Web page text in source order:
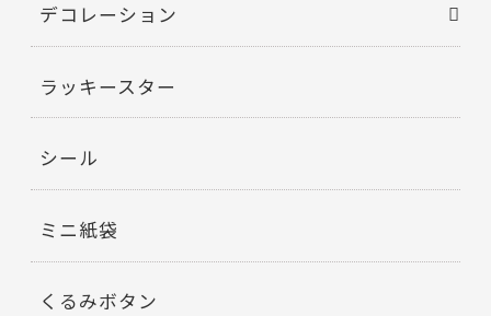
デコレーション
ラッキースター
シール
ミニ紙袋
くるみボタン